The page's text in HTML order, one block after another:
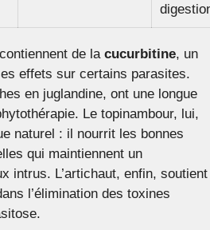
de la cucurbitine, un
effets sur certains parasites.
en juglandine, ont une longue
Le topinambour, lui,
naturel : il nourrit les bonnes
qui maintiennent un
intrus. L’artichaut, enfin, soutient
l’élimination des toxines